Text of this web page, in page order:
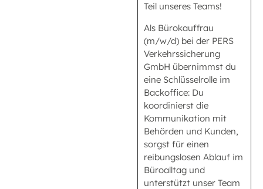
Teil unseres Teams!
Als Bürokauffrau
(m/w/d) bei der PERS
Verkehrssicherung
GmbH übernimmst du
eine Schlüsselrolle im
Backoffice: Du
koordinierst die
Kommunikation mit
Behörden und Kunden,
sorgst für einen
reibungslosen Ablauf im
Büroalltag und
unterstützt unser Team